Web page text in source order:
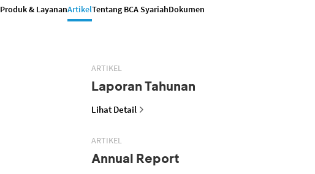
Produk & LayananArtikelTentang BCA SyariahDokumen
ARTIKEL
Laporan Tahunan
Lihat Detail
ARTIKEL
Annual Report